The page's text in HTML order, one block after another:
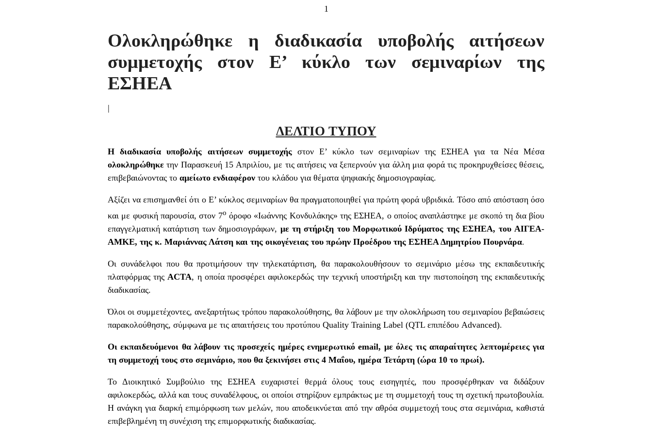
1
Ολοκληρώθηκε η διαδικασία υποβολής αιτήσεων
συμμετοχής στον Ε’ κύκλο των σεμιναρίων της
ΕΣΗΕΑ
|
ΔΕΛΤΙΟ ΤΥΠΟΥ
Η διαδικασία υποβολής αιτήσεων συμμετοχήςστον Ε’ κύκλο των σεμιναρίων της ΕΣΗΕΑ για τα Νέα Μέσα
ολοκληρώθηκε την Παρασκευή 15 Απριλίου, με τις αιτήσεις να ξεπερνούν για άλλη μια φορά τις προκηρυχθείσες θέσεις,
επιβεβαιώνοντας το αμείωτο ενδιαφέρον του κλάδου για θέματα ψηφιακής δημοσιογραφίας.
Αξίζει να επισημανθεί ότι ο Ε’ κύκλος σεμιναρίων θα πραγματοποιηθεί για πρώτη φορά υβριδικά. Τόσο από απόσταση όσο
και με φυσική παρουσία, στον 7ο όροφο «Ιωάννης Κονδυλάκης» της ΕΣΗΕΑ, ο οποίος αναπλάστηκε με σκοπό τη δια βίου
επαγγελματική κατάρτιση των δημοσιογράφων, με τη στήριξη του Μορφωτικού Ιδρύματος της ΕΣΗΕΑ, του ΑΙΓΕΑ-
ΑΜΚΕ, της κ. Μαριάννας Λάτση και της οικογένειας του πρώην Προέδρου της ΕΣΗΕΑ Δημητρίου Πουρνάρα.
Οι συνάδελφοι που θα προτιμήσουν την τηλεκατάρτιση, θα παρακολουθήσουν το σεμινάριο μέσω της εκπαιδευτικής
πλατφόρμας τηςACTA, η οποία προσφέρει αφιλοκερδώς την τεχνική υποστήριξη και την πιστοποίηση της εκπαιδευτικής
διαδικασίας.
Όλοι οι συμμετέχοντες, ανεξαρτήτως τρόπου παρακολούθησης, θα λάβουν με την ολοκλήρωση του σεμιναρίου βεβαιώσεις
παρακολούθησης, σύμφωνα με τις απαιτήσεις του προτύπου Quality Training Label (QTL επιπέδου Advanced).
Οι εκπαιδευόμενοι θα λάβουν τις προσεχείς ημέρες ενημερωτικόemail, με όλες τις απαραίτητες λεπτομέρειες για
τη συμμετοχή τους στο σεμινάριο, που θα ξεκινήσει στις 4 Μαΐου, ημέρα Τετάρτη (ώρα 10 το πρωί).
Το Διοικητικό Συμβούλιο της ΕΣΗΕΑ ευχαριστεί θερμά όλους τους εισηγητές, που προσφέρθηκαν να διδάξουν
αφιλοκερδώς, αλλά και τους συναδέλφους, οι οποίοι στηρίζουν εμπράκτως με τη συμμετοχή τους τη σχετική πρωτοβουλία.
Η ανάγκη για διαρκή επιμόρφωση των μελών, που αποδεικνύεται από την αθρόα συμμετοχή τους στα σεμινάρια, καθιστά
επιβεβλημένη τη συνέχιση της επιμορφωτικής διαδικασίας.